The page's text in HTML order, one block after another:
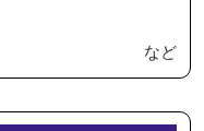
など